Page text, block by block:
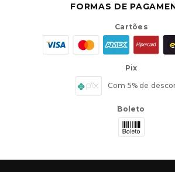
FORMAS DE
Cartões
Pix
Com 5% de
Boleto